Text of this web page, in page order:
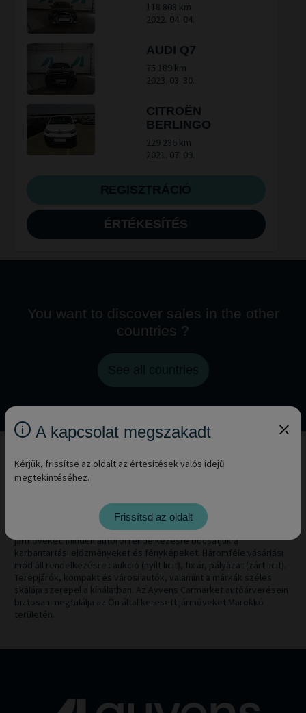
118 808 km
2022. 04. 04.
AUDI Q7
75 189 km
2023. 03. 30.
CITROËN
BERLINGO
229 236 km
2021. 07. 09.
ÉRTÉKESÍTÉS
You want to discover sales in the other
countries ?
specializálódott. Ha használt céges járművekre van szüksége,
nálunk megtalálhatja a megfelelőt. Marokkó-i autóárveréseinkkel
közvetlenül flottáinkból vásárolhat tételes, volt lízingelt céges
járműveket. Minden autóról rendelkezésre bocsátjuk a
karbantartási előzményeket és fényképeket. Háromféle vásárlási
mód áll rendelkezésre : aukció (nyílt licit), fix ár, pályázat (zárt licit).
Terepjárók, kompakt és városi autók, valamint a márkák széles
skálája szerepel a kínálatban. Az Ayvens Carmarket autóárverésein
biztosan megtalálja az Ön által keresett járműveket Marokkó
területén.
A kapcsolat megszakadt
Kérjük, frissítse az oldalt az értesítések valós idejű
megtekintéséhez.
Frissítsd az oldalt